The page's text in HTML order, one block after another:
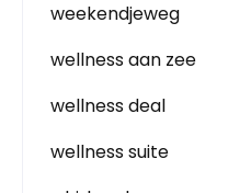
weekendjeweg
wellness aan zee
wellness deal
wellness suite